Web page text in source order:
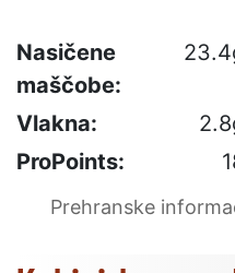
Nasičene
maščobe:
Vlakna:
ProPoints:
Prehranske